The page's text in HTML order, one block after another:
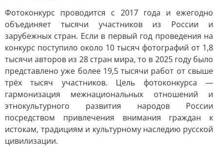
Фотоконкурс проводится с 2017 года и ежегодно
объединяет тысячи участников из России и
зарубежных стран. Если в первый год проведения на
конкурс поступило около 10 тысяч фотографий от 1,8
тысячи авторов из 28 стран мира, то в 2025 году было
представлено уже более 19,5 тысячи работ от свыше
трёх тысяч участников. Цель фотоконкурса —
гармонизация межнациональных отношений и
этнокультурного развития народов России
посредством привлечения внимания граждан к
истокам, традициям и культурному наследию русской
цивилизации.